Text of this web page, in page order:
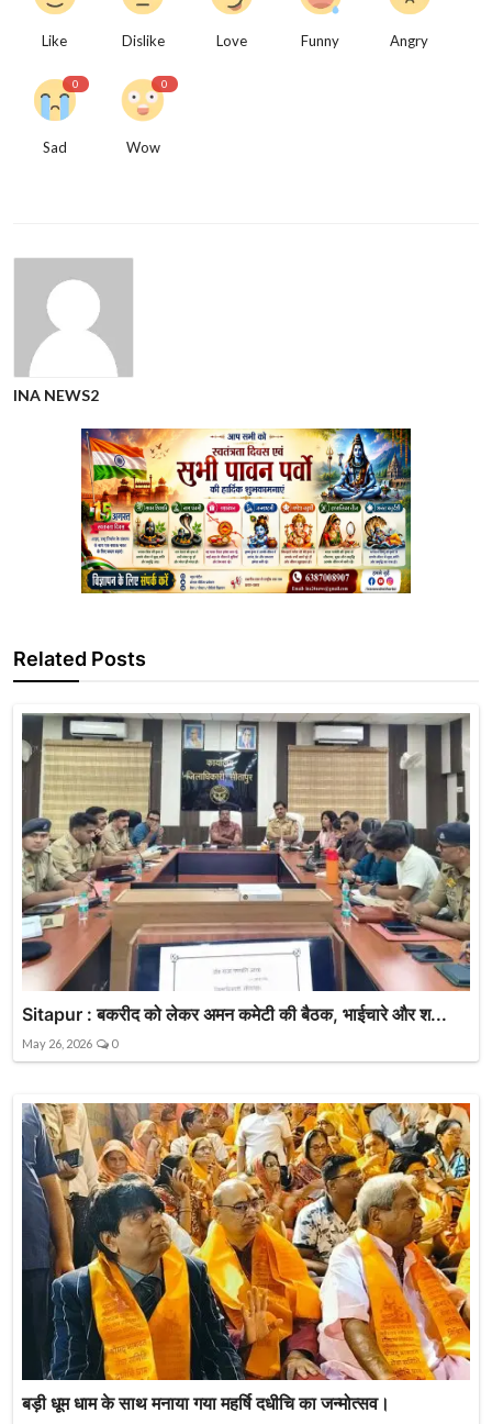
Like Dislike Love Funny Angry
0
Sad
0
Wow
INA NEWS2
Related Posts
Sitapur : बकरीद को लेकर अमन कमेटी की बैठक, भाईचारे और श...
May 26, 2026 0
बड़ी धूम धाम के साथ मनाया गया महर्षि दधीचि का जन्मोत्सव।